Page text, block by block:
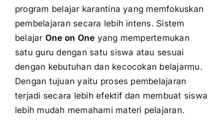
program belajar karantina yang memfokuskan
pembelajaran secara lebih intens. Sistem
belajar One on One yang mempertemukan
satu guru dengan satu siswa atau sesuai
dengan kebutuhan dan kecocokan belajarmu.
Dengan tujuan yaitu proses pembelajaran
terjadi secara lebih efektif dan membuat siswa
lebih mudah memahami materi pelajaran.